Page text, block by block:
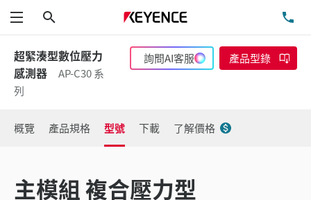
功能表
超緊湊型數位壓力
感測器
AP-C30 系
列
詢問AI客服 產品型錄
概覽 產品規格 型號 下載 了解價格
主模組 複合壓力型